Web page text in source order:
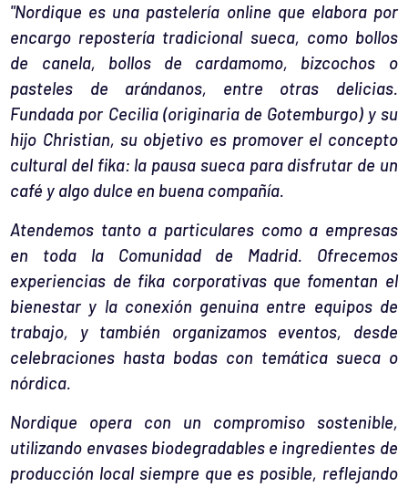
"Nordique es una pastelería online que elabora por
encargo repostería tradicional sueca, como bollos
de canela, bollos de cardamomo, bizcochos o
pasteles de arándanos, entre otras delicias.
Fundada por Cecilia (originaria de Gotemburgo) y su
hijo Christian, su objetivo es promover el concepto
cultural del fika: la pausa sueca para disfrutar de un
café y algo dulce en buena compañía.
Atendemos tanto a particulares como a empresas
en toda la Comunidad de Madrid. Ofrecemos
experiencias de fika corporativas que fomentan el
bienestar y la conexión genuina entre equipos de
trabajo, y también organizamos eventos, desde
celebraciones hasta bodas con temática sueca o
nórdica.
Nordique opera con un compromiso sostenible,
utilizando envases biodegradables e ingredientes de
producción local siempre que es posible, reflejando